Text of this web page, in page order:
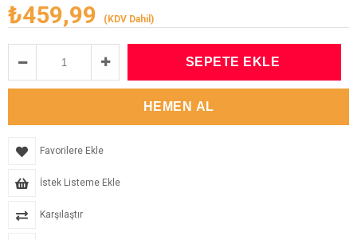
₺459,99 (KDV Dahil)
Favorilere Ekle
İstek Listeme Ekle
Karşılaştır